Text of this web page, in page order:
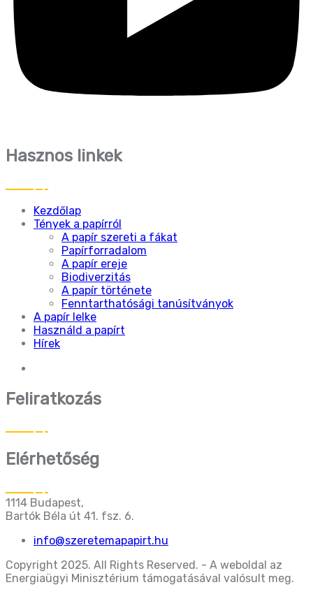
Hasznos linkek
Kezdőlap
Tények a papírról
A papír szereti a fákat
Papírforradalom
A papír ereje
Biodiverzitás
A papír története
Fenntarthatósági tanúsítványok
A papír lelke
Használd a papírt
Hírek
Feliratkozás
Elérhetőség
1114 Budapest,
Bartók Béla út 41. fsz. 6.
info@szeretemapapirt.hu
Copyright 2025. All Rights Reserved. - A weboldal az
Energiaügyi Minisztérium támogatásával valósult meg.